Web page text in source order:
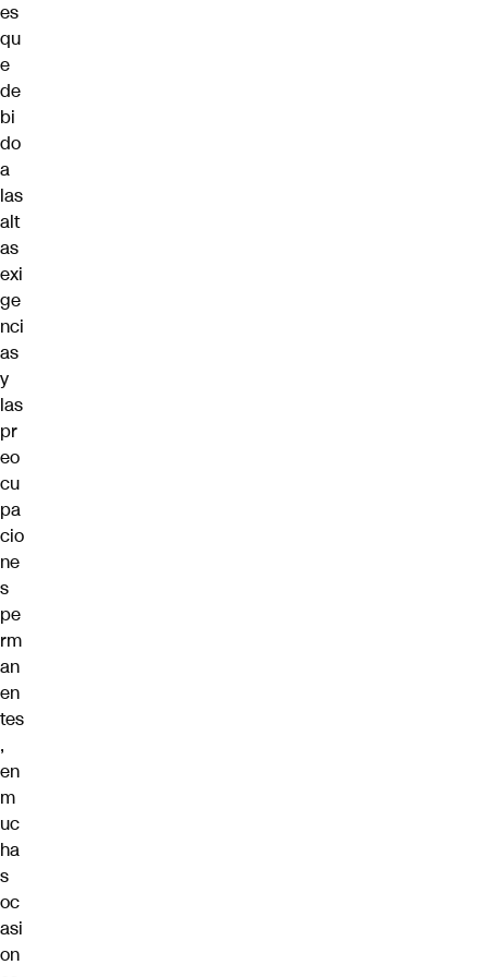
es
qu
e
de
bi
do
a
las
alt
as
exi
ge
nci
as
y
las
pr
eo
cu
pa
cio
ne
s
pe
rm
an
en
tes
,
en
m
uc
ha
s
oc
asi
on